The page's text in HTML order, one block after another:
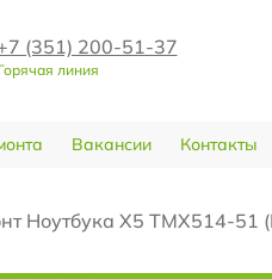
(351) 200-51-37
линия
Вакансии Контакты
Ноутбука X5 TMX514-51